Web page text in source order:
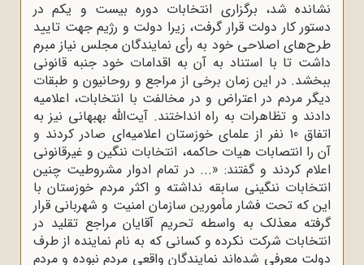
نشانده شد، برگزاری انتخابات دوره بیست و یکم در
دستور کار دولت قرار گرفت، زیرا دولت و رژیم جهت تایید
طرح‌های اصلاحی خود به رأی نمایندگان مجلس نیاز مبرم
داشت تا با استناد به آن به اقدامات خود جنبه قانونی
ببخشد. در این زمان برخی از مراجع و روحانیون و طبقات
دیگر مردم در اعتراض و در مخالفت با انتخابات، اعلامیه
دادند و تظاهرات به راه انداختند. آیت‌الله بهبهانی نیز به
اتفاق 10 نفر از علمای خوزستان اعلامیه‌ای صادر کردند و
آن را انتصابات هیات حاکمه، انتخابات ننگین و غیرقانونی
اعلام کردند و گفتند: «... در تمام ادوار مشروطیت چنین
انتخابات ننگینی سابقه نداشته و اکثر مردم خوزستان با
این که تحت فشار مأمورین سازمان امنیت و شهربانی قرار
گرفته معذلک به واسطه تحریم آقایان مراجع تقلید در
انتخابات شرکت نکرده و کسانی که به نام نماینده از طرف
دولت معرفی شده‌اند نمایندگان واقعی مردم نبوده و مردم